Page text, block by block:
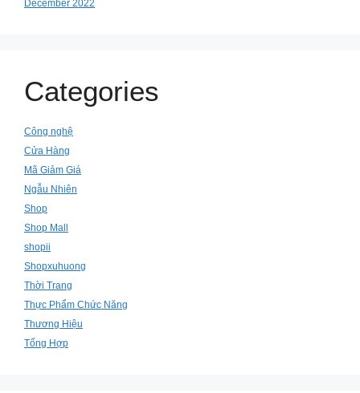
December 2022
Categories
Công nghệ
Cửa Hàng
Mã Giảm Giá
Ngẫu Nhiên
Shop
Shop Mall
shopii
Shopxuhuong
Thời Trang
Thực Phẩm Chức Năng
Thương Hiệu
Tổng Hợp